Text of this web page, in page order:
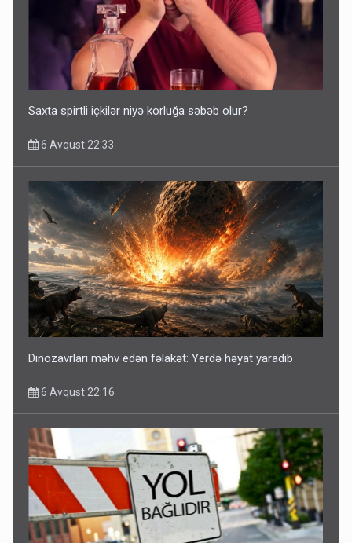
Saxta spirtli içkilər niyə korluğa səbəb olur?
6 Avqust 22:33
Dinozavrları məhv edən fəlakət: Yerdə həyat yaradıb
6 Avqust 22:16